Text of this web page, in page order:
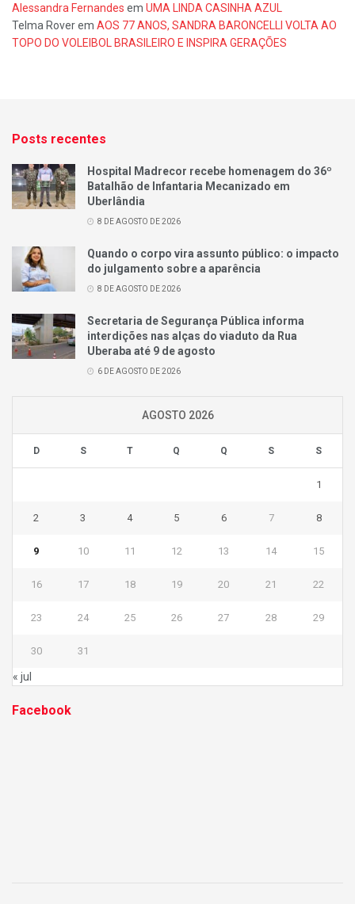
Alessandra Fernandes em UMA LINDA CASINHA AZUL
Telma Roverem AOS 77 ANOS, SANDRA BARONCELLI VOLTA AO
TOPO DO VOLEIBOL BRASILEIRO E INSPIRA GERAÇÕES
Posts recentes
Hospital Madrecor recebe homenagem do 36º
Batalhão de Infantaria Mecanizado em
Uberlândia
8 DE AGOSTO DE 2026
Quando o corpo vira assunto público: o impacto
do julgamento sobre a aparência
8 DE AGOSTO DE 2026
Secretaria de Segurança Pública informa
interdições nas alças do viaduto da Rua
Uberaba até 9 de agosto
6 DE AGOSTO DE 2026
AGOSTO 2026
D S T Q Q S S
1
2 3 4 5 6 7 8
9 10 11 12 13 14 15
16 17 18 19 20 21 22
23 24 25 26 27 28 29
30 31
« jul
Facebook